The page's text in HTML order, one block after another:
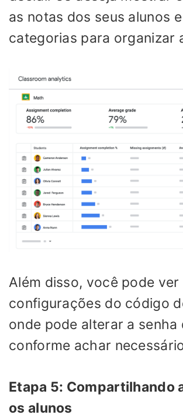
as notas dos seus alunos
categorias para organizar
Além disso, você pode ver
configurações do código
onde pode alterar a senha
conforme achar
Etapa 5: Compartilhando
os alunos